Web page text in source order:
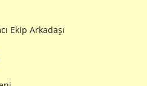
Ekip Arkadaşı